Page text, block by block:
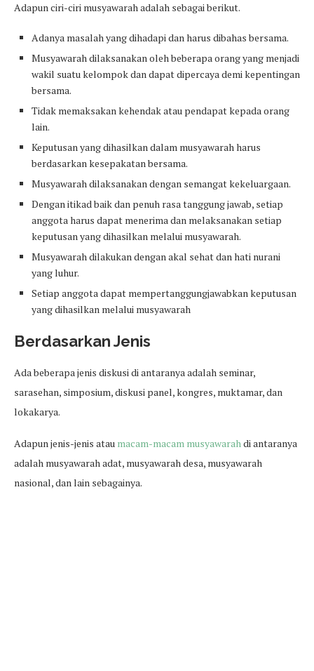
Adapun ciri-ciri musyawarah adalah sebagai berikut.
Adanya masalah yang dihadapi dan harus dibahas bersama.
Musyawarah dilaksanakan oleh beberapa orang yang menjadi
wakil suatu kelompok dan dapat dipercaya demi kepentingan
bersama.
Tidak memaksakan kehendak atau pendapat kepada orang
lain.
Keputusan yang dihasilkan dalam musyawarah harus
berdasarkan kesepakatan bersama.
Musyawarah dilaksanakan dengan semangat kekeluargaan.
Dengan itikad baik dan penuh rasa tanggung jawab, setiap
anggota harus dapat menerima dan melaksanakan setiap
keputusan yang dihasilkan melalui musyawarah.
Musyawarah dilakukan dengan akal sehat dan hati nurani
yang luhur.
Setiap anggota dapat mempertanggungjawabkan keputusan
yang dihasilkan melalui musyawarah
Berdasarkan Jenis
Ada beberapa jenis diskusi di antaranya adalah seminar,
sarasehan, simposium, diskusi panel, kongres, muktamar, dan
lokakarya.
Adapun jenis-jenis atau macam-macam musyawarahdi antaranya
adalah musyawarah adat, musyawarah desa, musyawarah
nasional, dan lain sebagainya.